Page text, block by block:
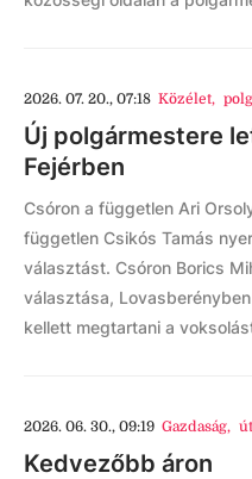
2026. 07. 20., 07:18 Közélet,
Új polgármestere
Fejérben
Csóron a független Ari
független Csikós Tamás
választást. Csóron Borics
választása,
kellett megtartani a
2026. 06. 30., 09:19 Gazdaság,
Kedvezőbb áron